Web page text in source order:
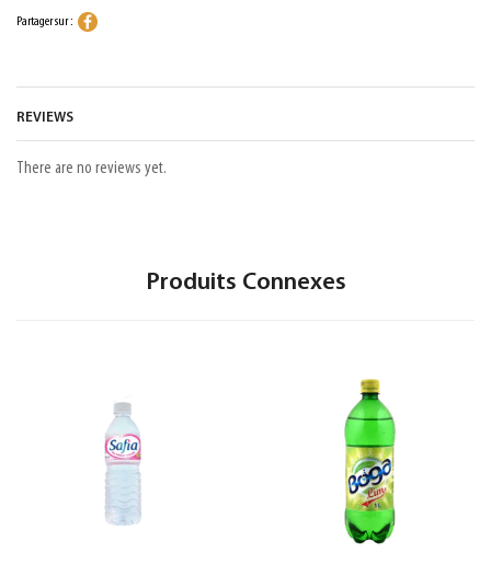
Partager sur :
REVIEWS
There are no reviews yet.
Produits Connexes